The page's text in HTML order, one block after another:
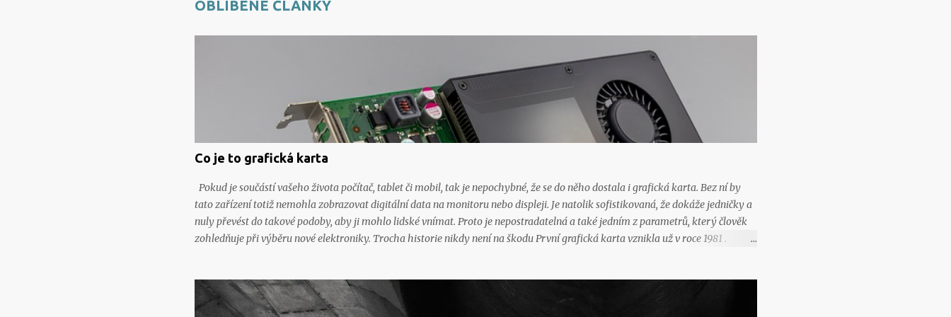
OBLÍBENÉ ČLÁNKY
Co je to grafická karta
Pokud je součástí vašeho života počítač, tablet či mobil, tak je nepochybné, že se do něho dostala i grafická karta. Bez ní by
tato zařízení totiž nemohla zobrazovat digitální data na monitoru nebo displeji. Je natolik sofistikovaná, že dokáže jedničky a
nuly převést do takové podoby, aby ji mohlo lidské vnímat. Proto je nepostradatelná a také jedním z parametrů, který člověk
zohledňuje při výběru nové elektroniky. Trocha historie nikdy není na škodu První grafická karta vznikla už v roce 1981 .
zdokonalením. Významný byl v tomto ohledu rok 1996 , jenž byl ve znamení vydání karty Voodoo společností 3DFX, která
představovala takovou malou revoluci v grafických kartách. Ještě výraznějším počinem byla grafická karta Voodoo Rush , jež